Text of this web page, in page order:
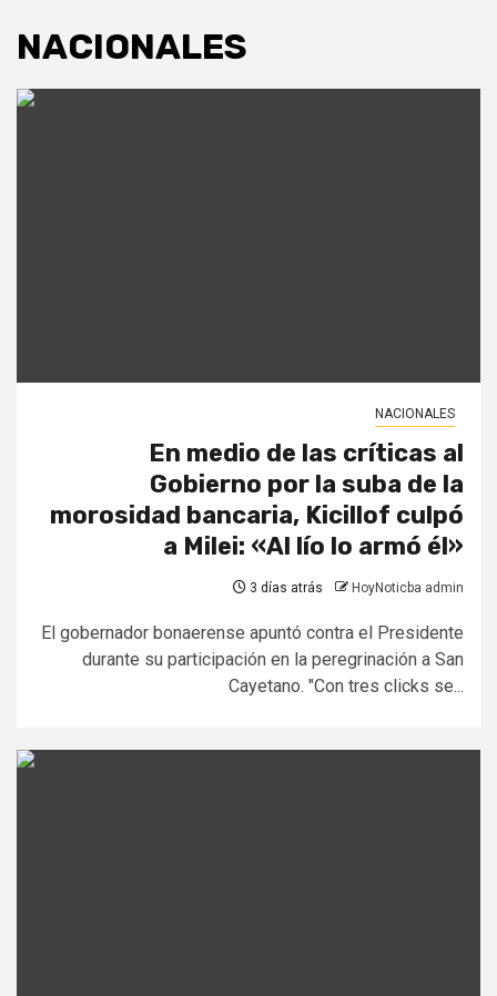
NACIONALES
NACIONALES
En medio de las críticas al
Gobierno por la suba de la
morosidad bancaria, Kicillof culpó
a Milei: «Al lío lo armó él»
3 días atrás HoyNoticba admin
El gobernador bonaerense apuntó contra el Presidente
durante su participación en la peregrinación a San
Cayetano. "Con tres clicks se...